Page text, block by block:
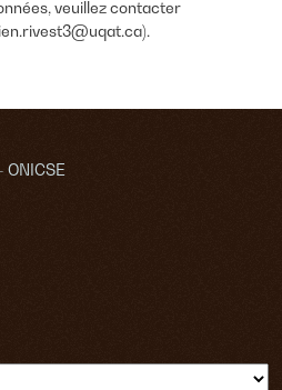
veuillez contacter
ONICSE